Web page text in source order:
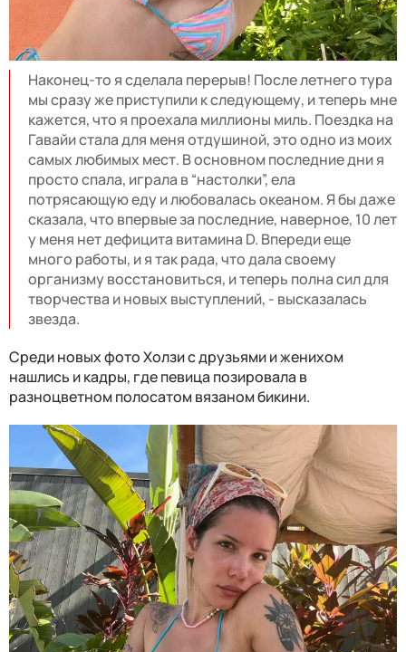
Наконец-то я сделала перерыв! После летнего тура
мы сразу же приступили к следующему, и теперь мне
кажется, что я проехала миллионы миль. Поездка на
Гавайи стала для меня отдушиной, это одно из моих
самых любимых мест. В основном последние дни я
просто спала, играла в “настолки”, ела
потрясающую еду и любовалась океаном. Я бы даже
сказала, что впервые за последние, наверное, 10 лет
у меня нет дефицита витамина D. Впереди еще
много работы, и я так рада, что дала своему
организму восстановиться, и теперь полна сил для
творчества и новых выступлений, - высказалась
звезда.
Среди новых фото Холзи с друзьями и женихом
нашлись и кадры, где певица позировала в
разноцветном полосатом вязаном бикини.